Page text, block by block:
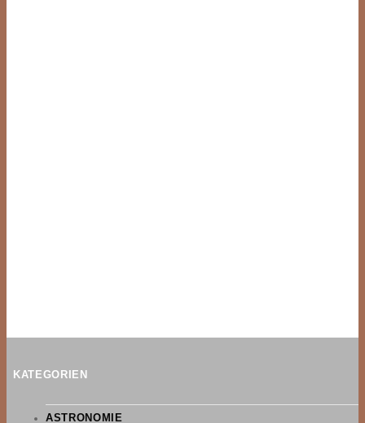
KATEGORIEN
ASTRONOMIE